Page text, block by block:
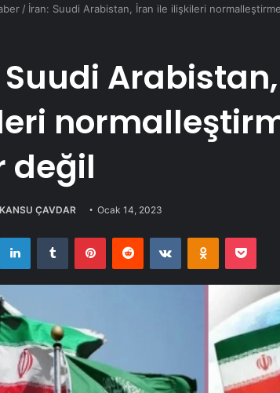
/ İran: Suudi Arabistan, İran ile ilişkileri
değil
ÇAVDAR Ocak 14, 2023
LinkedInTumblr PinterestReddit VKontakteOdnoklassniki